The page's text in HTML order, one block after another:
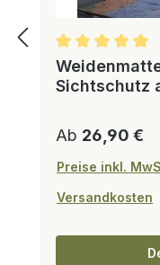
Sichtschutz
Regulärer
Ab 26,90 €
Preise inkl.
Versandkosten